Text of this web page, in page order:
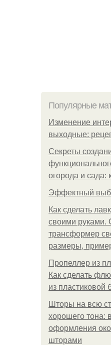
Популярные
Изменение
выходные:
Секреты
огорода и сада:
Эффектный
Как сделать
своими руками.
трансформер
размеры,
Пропеллер из
Как сделать
из пластиковой
Шторы на всю
хорошего тона:
оформления
шторами